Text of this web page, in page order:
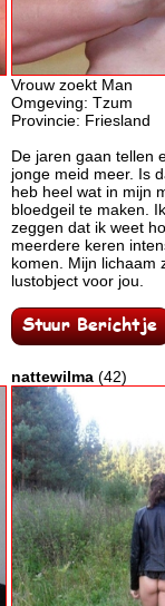
Vrouw zoekt Man
Omgeving: Tzum
Provincie: Friesland
De jaren gaan tellen
jonge meid meer. Is
heb heel wat in mijn
bloedgeil te maken.
zeggen dat ik weet
meerdere keren
komen. Mijn lichaam
lustobject voor jou.
nattewilma (42)